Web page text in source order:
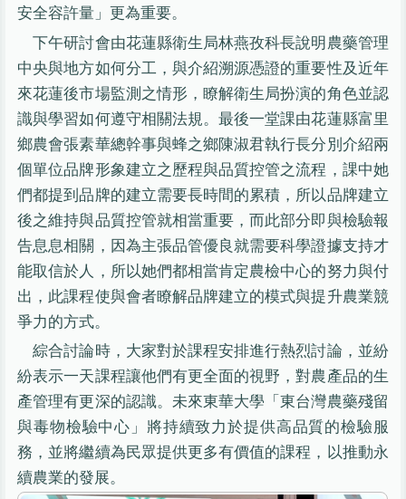
安全容許量」更為重要。
下午研討會由花蓮縣衛生局林燕孜科長說明農藥管理
中央與地方如何分工，與介紹溯源憑證的重要性及近年
來花蓮後市場監測之情形，瞭解衛生局扮演的角色並認
識與學習如何遵守相關法規。最後一堂課由花蓮縣富里
鄉農會張素華總幹事與蜂之鄉陳淑君執行長分別介紹兩
個單位品牌形象建立之歷程與品質控管之流程，課中她
們都提到品牌的建立需要長時間的累積，所以品牌建立
後之維持與品質控管就相當重要，而此部分即與檢驗報
告息息相關，因為主張品管優良就需要科學證據支持才
能取信於人，所以她們都相當肯定農檢中心的努力與付
出，此課程使與會者瞭解品牌建立的模式與提升農業競
爭力的方式。
綜合討論時，大家對於課程安排進行熱烈討論，並紛
紛表示一天課程讓他們有更全面的視野，對農產品的生
產管理有更深的認識。未來東華大學「東台灣農藥殘留
與毒物檢驗中心」將持續致力於提供高品質的檢驗服
務，並將繼續為民眾提供更多有價值的課程，以推動永
續農業的發展。